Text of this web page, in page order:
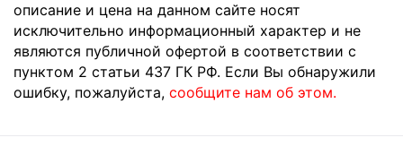
описание и цена на данном сайте носят
исключительно информационный характер и не
являются публичной офертой в соответствии с
пунктом 2 статьи 437 ГК РФ. Если Вы обнаружили
ошибку, пожалуйста, сообщите нам об этом.